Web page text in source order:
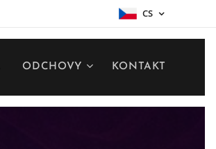
CS
ODCHOVY KONTAKT